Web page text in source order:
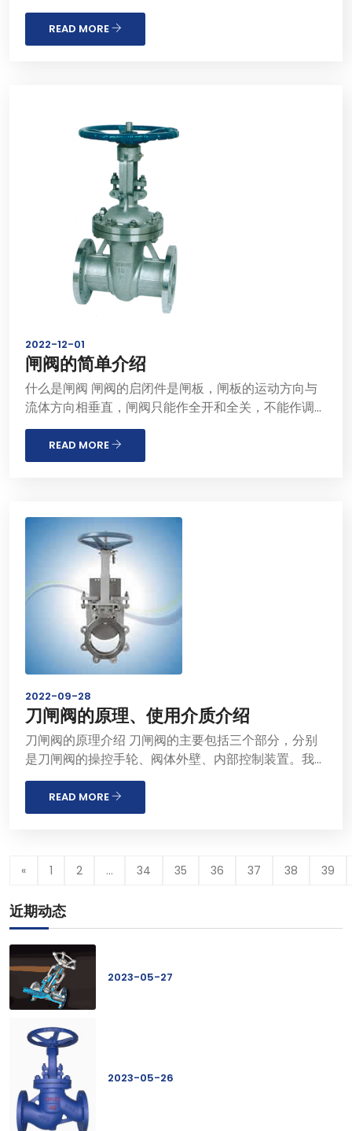
生呢？那么，便需要做好以下几点：1.防止阀门漏水、
漏汽 1.所有阀门进厂后必须进行不同等级的水压试验。
2.有必要解体检修的阀...
READ MORE
2022-12-01
闸阀的简单介绍
什么是闸阀 闸阀的启闭件是闸板，闸板的运动方向与
流体方向相垂直，闸阀只能作全开和全关，不能作调节
和节流。闸板有两个密封面，最常用的模式闸板阀的两
个密封面形成楔形、楔形角随阀门参数�...
READ MORE
2022-09-28
刀闸阀的原理、使用介质介绍
刀闸阀的原理介绍 刀闸阀的主要包括三个部分，分别
是刀闸阀的操控手轮、阀体外壁、内部控制装置。我们
使用刀闸阀主要是通过操控刀闸阀门上面容易操作的手
轮，使阀体内部的控制装置进行一系列的物理运动，最
后形成阀门的开合，这样就能使�...
READ MORE
« 1 2 ... 34 35 36 37 38 39
近期动态
2023-05-27
2023-05-26